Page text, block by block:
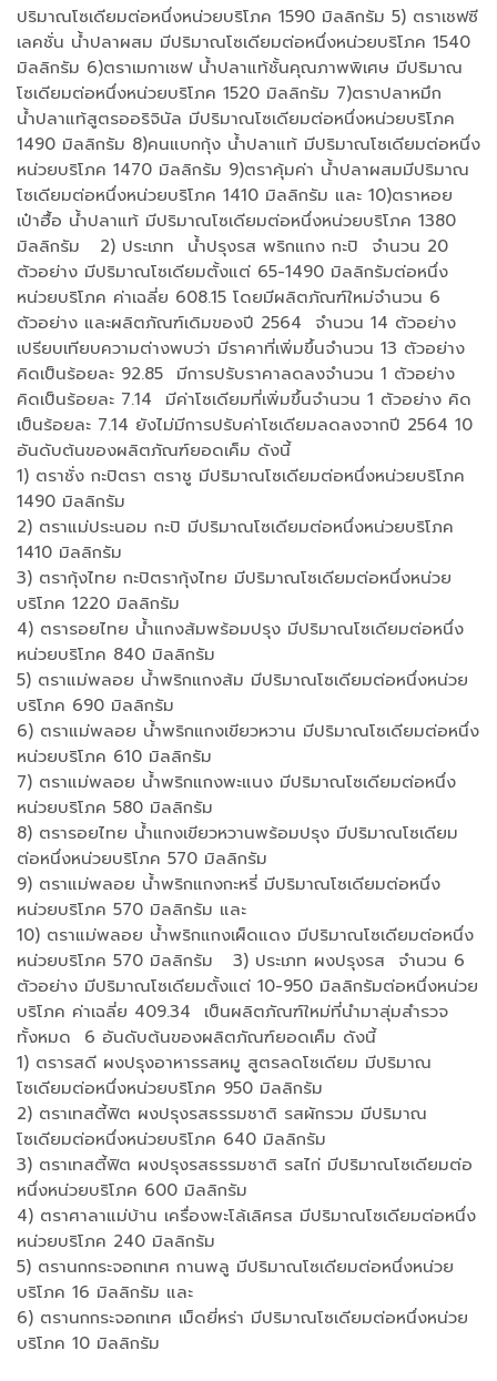
ปริมาณโซเดียมต่อหนึ่งหน่วยบริโภค 1590 มิลลิกรัม 5) ตราเชฟซี
เลคชั่น น้ำปลาผสม มีปริมาณโซเดียมต่อหนึ่งหน่วยบริโภค 1540
มิลลิกรัม 6)ตราเมกาเชฟ น้ำปลาแท้ชั้นคุณภาพพิเศษ มีปริมาณ
โซเดียมต่อหนึ่งหน่วยบริโภค 1520 มิลลิกรัม 7)ตราปลาหมึก
น้ำปลาแท้สูตรออริจินัล มีปริมาณโซเดียมต่อหนึ่งหน่วยบริโภค
1490 มิลลิกรัม 8)คนแบกกุ้ง น้ำปลาแท้ มีปริมาณโซเดียมต่อหนึ่ง
หน่วยบริโภค 1470 มิลลิกรัม 9)ตราคุ้มค่า น้ำปลาผสมมีปริมาณ
โซเดียมต่อหนึ่งหน่วยบริโภค 1410 มิลลิกรัม และ 10)ตราหอย
เป๋าฮื้อ น้ำปลาแท้ มีปริมาณโซเดียมต่อหนึ่งหน่วยบริโภค 1380
มิลลิกรัม 2) ประเภท น้ำปรุงรส พริกแกง กะปิ จำนวน 20
ตัวอย่าง มีปริมาณโซเดียมตั้งแต่ 65-1490 มิลลิกรัมต่อหนึ่ง
หน่วยบริโภค ค่าเฉลี่ย 608.15 โดยมีผลิตภัณฑ์ใหม่จำนวน 6
ตัวอย่าง และผลิตภัณฑ์เดิมของปี 2564 จำนวน 14 ตัวอย่าง
เปรียบเทียบความต่างพบว่า มีราคาที่เพิ่มขึ้นจำนวน 13 ตัวอย่าง
คิดเป็นร้อยละ 92.85 มีการปรับราคาลดลงจำนวน 1 ตัวอย่าง
คิดเป็นร้อยละ 7.14 มีค่าโซเดียมที่เพิ่มขึ้นจำนวน 1 ตัวอย่าง คิด
เป็นร้อยละ 7.14 ยังไม่มีการปรับค่าโซเดียมลดลงจากปี 2564 10
อันดับต้นของผลิตภัณฑ์ยอดเค็ม ดังนี้
1) ตราชั่ง กะปิตรา ตราชู มีปริมาณโซเดียมต่อหนึ่งหน่วยบริโภค
1490 มิลลิกรัม
2) ตราแม่ประนอม กะปิ มีปริมาณโซเดียมต่อหนึ่งหน่วยบริโภค
1410 มิลลิกรัม
3) ตรากุ้งไทย กะปิตรากุ้งไทย มีปริมาณโซเดียมต่อหนึ่งหน่วย
บริโภค 1220 มิลลิกรัม
4) ตรารอยไทย น้ำแกงส้มพร้อมปรุง มีปริมาณโซเดียมต่อหนึ่ง
หน่วยบริโภค 840 มิลลิกรัม
5) ตราแม่พลอย น้ำพริกแกงส้ม มีปริมาณโซเดียมต่อหนึ่งหน่วย
บริโภค 690 มิลลิกรัม
6) ตราแม่พลอย น้ำพริกแกงเขียวหวาน มีปริมาณโซเดียมต่อหนึ่ง
หน่วยบริโภค 610 มิลลิกรัม
7) ตราแม่พลอย น้ำพริกแกงพะแนง มีปริมาณโซเดียมต่อหนึ่ง
หน่วยบริโภค 580 มิลลิกรัม
8) ตรารอยไทย น้ำแกงเขียวหวานพร้อมปรุง มีปริมาณโซเดียม
ต่อหนึ่งหน่วยบริโภค 570 มิลลิกรัม
9) ตราแม่พลอย น้ำพริกแกงกะหรี่ มีปริมาณโซเดียมต่อหนึ่ง
หน่วยบริโภค 570 มิลลิกรัม และ
10) ตราแม่พลอย น้ำพริกแกงเผ็ดแดง มีปริมาณโซเดียมต่อหนึ่ง
หน่วยบริโภค 570 มิลลิกรัม 3) ประเภท ผงปรุงรส จำนวน 6
ตัวอย่าง มีปริมาณโซเดียมตั้งแต่ 10-950 มิลลิกรัมต่อหนึ่งหน่วย
บริโภค ค่าเฉลี่ย 409.34 เป็นผลิตภัณฑ์ใหม่ที่นำมาสุ่มสำรวจ
ทั้งหมด 6 อันดับต้นของผลิตภัณฑ์ยอดเค็ม ดังนี้
1) ตรารสดี ผงปรุงอาหารรสหมู สูตรลดโซเดียม มีปริมาณ
โซเดียมต่อหนึ่งหน่วยบริโภค 950 มิลลิกรัม
2) ตราเทสตี้ฟิต ผงปรุงรสธรรมชาติ รสผักรวม มีปริมาณ
โซเดียมต่อหนึ่งหน่วยบริโภค 640 มิลลิกรัม
3) ตราเทสตี้ฟิต ผงปรุงรสธรรมชาติ รสไก่ มีปริมาณโซเดียมต่อ
หนึ่งหน่วยบริโภค 600 มิลลิกรัม
4) ตราศาลาแม่บ้าน เครื่องพะโล้เลิศรส มีปริมาณโซเดียมต่อหนึ่ง
หน่วยบริโภค 240 มิลลิกรัม
5) ตรานกกระจอกเทศ กานพลู มีปริมาณโซเดียมต่อหนึ่งหน่วย
บริโภค 16 มิลลิกรัม และ
6) ตรานกกระจอกเทศ เม็ดยี่หร่า มีปริมาณโซเดียมต่อหนึ่งหน่วย
บริโภค 10 มิลลิกรัม